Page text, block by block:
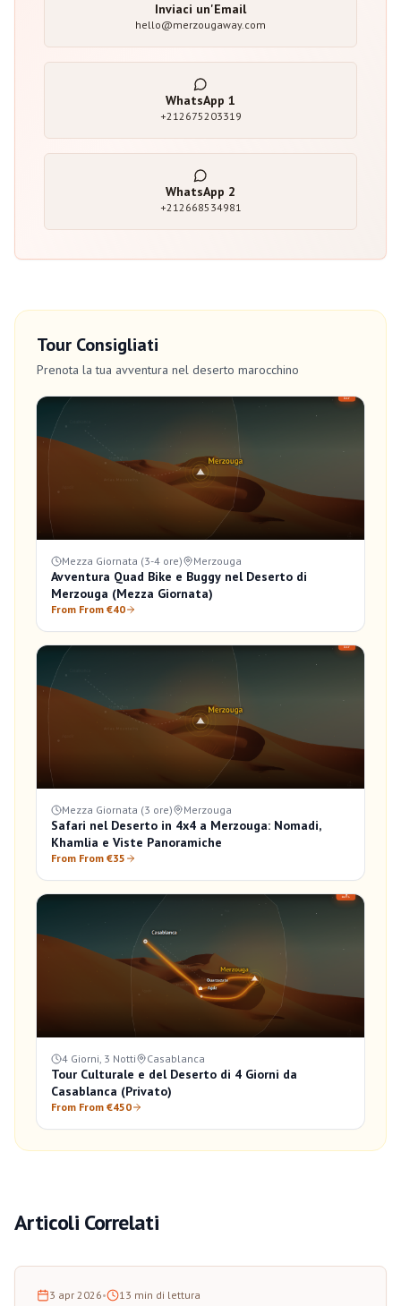
Inviaci un'Email
hello@merzougaway.com
WhatsApp 1
+212675203319
WhatsApp 2
+212668534981
Tour Consigliati
Prenota la tua avventura nel deserto marocchino
Mezza Giornata (3-4 ore) Merzouga
Avventura Quad Bike e Buggy nel Deserto di
Merzouga (Mezza Giornata)
From From €40
Mezza Giornata (3 ore) Merzouga
Safari nel Deserto in 4x4 a Merzouga: Nomadi,
Khamlia e Viste Panoramiche
From From €35
4 Giorni, 3 Notti Casablanca
Tour Culturale e del Deserto di 4 Giorni da
Casablanca (Privato)
From From €450
Articoli Correlati
3 apr 2026• 13 min di lettura